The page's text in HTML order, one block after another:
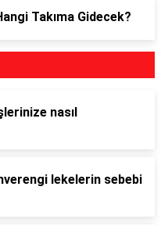
Takıma Gidecek?
nasıl
lekelerin sebebi